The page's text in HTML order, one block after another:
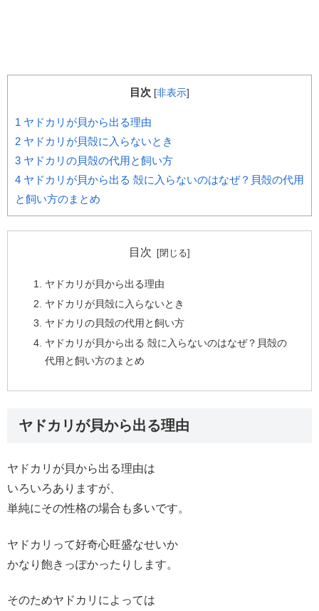
目次 [非表示]
1 ヤドカリが貝から出る理由
2 ヤドカリが貝殻に入らないとき
3 ヤドカリの貝殻の代用と飼い方
4 ヤドカリが貝から出る 殻に入らないのはなぜ？貝殻の代用
と飼い方のまとめ
目次
ヤドカリが貝から出る理由
ヤドカリが貝殻に入らないとき
ヤドカリの貝殻の代用と飼い方
ヤドカリが貝から出る 殻に入らないのはなぜ？貝殻の
代用と飼い方のまとめ
ヤドカリが貝から出る理由
ヤドカリが貝から出る理由は
いろいろありますが、
単純にその性格の場合も多いです。
ヤドカリって好奇心旺盛なせいか
かなり飽きっぽかったりします。
そのためヤドカリによっては